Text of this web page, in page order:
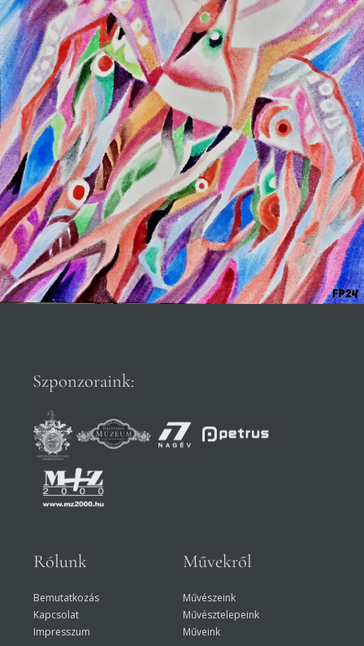
Szponzoraink:
Rólunk
Bemutatkozás
Kapcsolat
Impresszum
Művekről
Művészeink
Művésztelepeink
Műveink